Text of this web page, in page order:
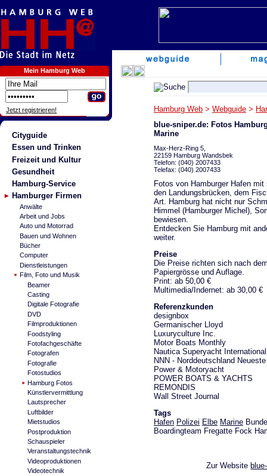
Mein Hamburg Web
Jetzt registrieren!
Cityguide
Essen und Trinken
Freizeit und Kultur
Gesundheit
Hamburg-Service
Hamburger Firmen
Anwälte
Arbeit und Jobs
Auto und Motorrad
Bauen und Wohnen
Bücher
Computer
Dienstleistungen
Film, Foto und Musik
Beamer
Casting
Digitale Fotografie
DVD
Filmproduktionen
Foodstyling
Fotofachgeschäfte
Fotografen
Fotografie
Fotostudios
Hamburg Fotos
Künstlervermittlung
Lautsprecher
Luftbilder
Mietstudios
Postproduktion
Schauspieler
Veranstaltungstechnik
Videoproduktionen
Videotechnik
Hamburg Web > Webguide >
blue-sniper.de: Fotos
Marine
Max-Herz-Ring 5,
22159 Hamburg Wandsbek
Telefon: (040) 2007433
Telefax: (040) 2007433
Fotos von Hamburger Hafen mit
den Landungsbrücken, dem
Art. Hamburg hat nicht nur
Himmel (Hamburger Michel),
bewiesen.
Entdecken Sie Hamburg mit
weiter.
Preise
Die Preise richten sich nach
Papiergrösse und Auflage.
Print: ab 50,00 €
Multimedia/Indernet: ab 30,00 €
Referenzkunden
designbox
Germanischer Lloyd
Luxuryculture Inc.
Motor Boats Monthly
Nautica Superyacht
NNN - Norddeutschland
Power & Motoryacht
POWER BOATS & YACHTS
REMONDIS
Wall Street Journal
Tags
Hafen Polizei Elbe Marine
Boardingteam Fregatte Fock
Zur Website